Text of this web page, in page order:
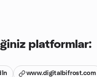
platformlar:
www.digitalbifrost.com